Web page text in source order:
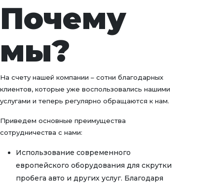
Почему
мы?
На счету нашей компании – сотни благодарных
клиентов, которые уже воспользовались нашими
услугами и теперь регулярно обращаются к нам.
Приведем основные преимущества
сотрудничества с нами:
Использование современного
европейского оборудования для скрутки
пробега авто и других услуг. Благодаря